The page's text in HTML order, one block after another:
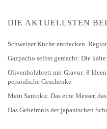
DIE AKTUELLSTEN
Schweizer Küche entdecken.
Gazpacho selbst gemacht: Die
Olivenholzbrett mit Gravur: 8
persönliche Geschenke
Mein Santoku: Das eine Messer,
Das Geheimnis der japanischen